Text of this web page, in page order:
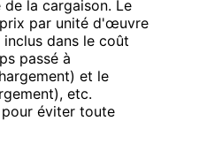
la cargaison. Le
par unité d'œuvre
dans le coût
passé à
et le
etc.
éviter toute